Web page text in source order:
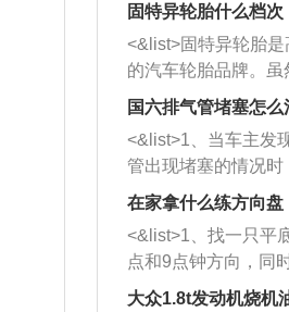
固特异轮胎什么档次
<&list>固特异轮胎是
的汽车轮胎品牌。
牌，但是中高低端的
也是为了更好的开拓
国六排气管堵塞怎么
<&list>1、当车主发
管出现堵塞的情况
者是细棍，直接将杂
堵塞情况比较严重，
施。 <&list>2、直
杂物推到排气管里
三元催化器拆解开，
在家拿什么练方向盘
<&list>1、找一只平
点和9点钟方向，同
方向做一个标记。
大众1.8t发动机烧机